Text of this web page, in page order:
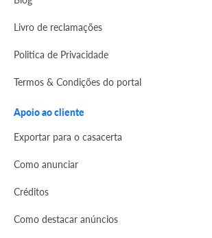
Livro de reclamações
Politica de Privacidade
Termos & Condições do portal
Apoio ao cliente
Exportar para o casacerta
Como anunciar
Créditos
Como destacar anúncios